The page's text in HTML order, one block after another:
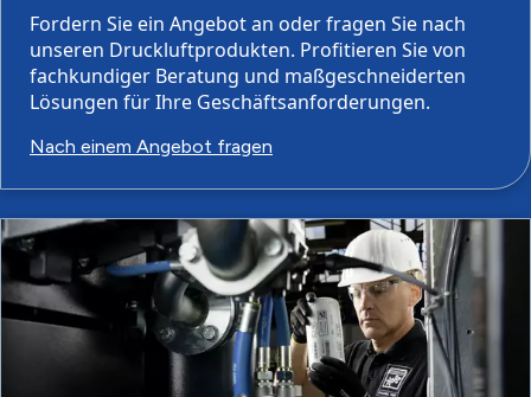
Fordern Sie ein Angebot an oder fragen Sie nach
unseren Druckluftprodukten. Profitieren Sie von
fachkundiger Beratung und maßgeschneiderten
Lösungen für Ihre Geschäftsanforderungen.
Nach einem Angebot fragen